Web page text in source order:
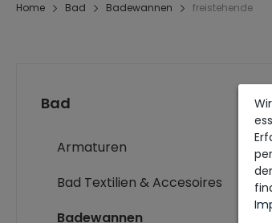
Home Bad Badewannen freistehende
Bad
Armaturen
Bad Textilien & Accesoires
Badewannen